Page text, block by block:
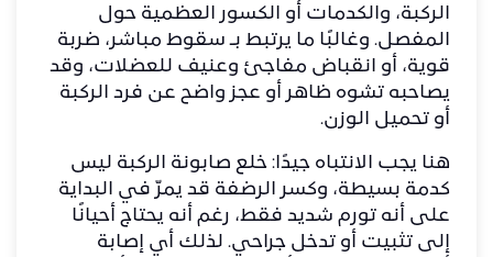
الركبة، والكدمات أو
الكسور العظمية حول
المفصل. وغالبًا ما يرتبط بـ سقوط مباشر، ضربة
قوية، أو انقباض مفاجئ وعنيف للعضلات، وقد
يصاحبه تشوه ظاهر أو عجز واضح عن فرد الركبة
أو تحميل الوزن.
هنا يجب الانتباه جيدًا: خلع صابونة الركبة ليس
كدمة بسيطة، وكسر الرضفة قد يمرّ في البداية
على أنه تورم شديد فقط، رغم أنه يحتاج أحيانًا
إلى تثبيت أو تدخل جراحي. لذلك أي إصابة